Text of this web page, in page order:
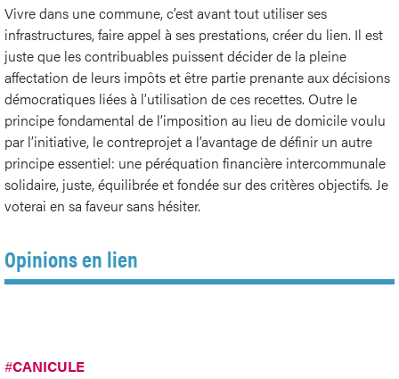
Vivre dans une commune, c’est avant tout utiliser ses
infrastructures, faire appel à ses prestations, créer du lien. Il est
juste que les contribuables puissent décider de la pleine
affectation de leurs impôts et être partie prenante aux décisions
démocratiques liées à l’utilisation de ces recettes. Outre le
principe fondamental de l’imposition au lieu de domicile voulu
par l’initiative, le contreprojet a l’avantage de définir un autre
principe essentiel: une péréquation financière intercommunale
solidaire, juste, équilibrée et fondée sur des critères objectifs. Je
voterai en sa faveur sans hésiter.
Opinions en lien
#CANICULE